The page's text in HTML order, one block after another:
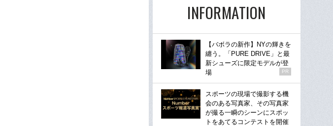
INFORMATION
【バボラの新作】NYの輝きを
纏う。「PURE DRIVE」と最
新シューズに限定モデルが登
場
PR
スポーツの現場で撮影する機
会のある写真家、その写真家
が撮る一瞬のシーンにスポッ
トをあてるコンテストを開催